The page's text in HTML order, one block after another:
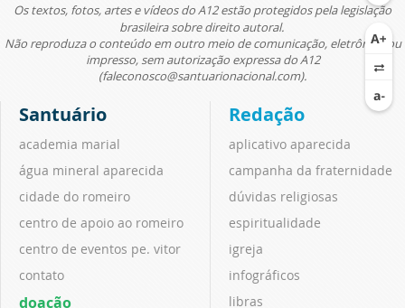
Os textos, fotos, artes e vídeos do A12 estão protegidos pela legislação
brasileira sobre direito autoral.
Não reproduza o conteúdo em outro meio de comunicação, eletrônico ou
impresso, sem autorização expressa do A12
(faleconosco@santuarionacional.com).
Santuário
academia marial
água mineral aparecida
cidade do romeiro
centro de apoio ao romeiro
centro de eventos pe. vitor
contato
doação
Redação
aplicativo aparecida
campanha da fraternidade
dúvidas religiosas
espiritualidade
igreja
infográficos
libras